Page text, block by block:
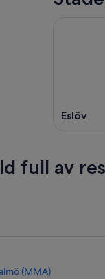
Eslöv
full av
(MMA)